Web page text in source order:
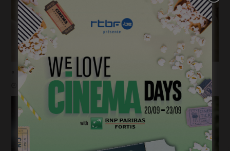
« 1985 »: 5mn avec Tijmen Govaerts
janvier 19, 2023